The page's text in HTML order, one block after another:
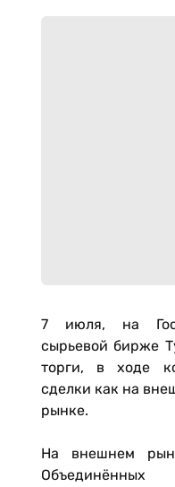
7 июля, на
сырьевой бирже
торги, в ходе
сделки как на
рынке.
На внешнем